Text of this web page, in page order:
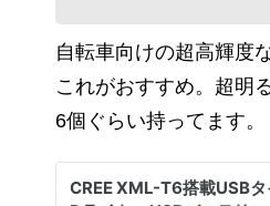
自転車向けの超高輝度
これがおすすめ。超明
6個ぐらい持ってます。